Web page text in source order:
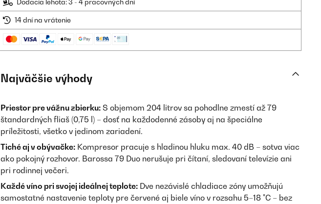
Dodacia lehota: 3 - 4 pracovných dní
14 dní na vrátenie
Najväčšie výhody
Priestor pre vážnu zbierku: S objemom 204 litrov sa pohodlne zmestí až 79
štandardných fliaš (0,75 l) – dosť na každodenné zásoby aj na špeciálne
príležitosti, všetko v jedinom zariadení.
Tiché aj v obývačke: Kompresor pracuje s hladinou hluku max. 40 dB – sotva viac
ako pokojný rozhovor. Barossa 79 Duo nerušuje pri čítaní, sledovaní televízie ani
pri rodinnej večeri.
Každé víno pri svojej ideálnej teplote: Dve nezávislé chladiace zóny umožňujú
samostatné nastavenie teploty pre červené aj biele víno v rozsahu 5–18 °C – bez